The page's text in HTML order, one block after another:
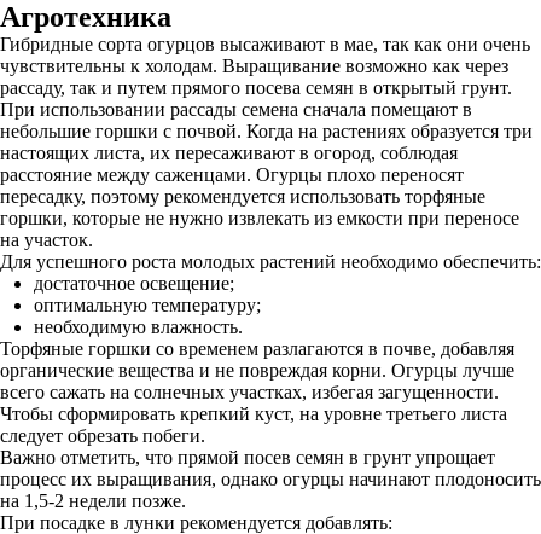
Агротехника
Гибридные сорта огурцов высаживают в мае, так как они очень
чувствительны к холодам. Выращивание возможно как через
рассаду, так и путем прямого посева семян в открытый грунт.
При использовании рассады семена сначала помещают в
небольшие горшки с почвой. Когда на растениях образуется три
настоящих листа, их пересаживают в огород, соблюдая
расстояние между саженцами. Огурцы плохо переносят
пересадку, поэтому рекомендуется использовать торфяные
горшки, которые не нужно извлекать из емкости при переносе
на участок.
Для успешного роста молодых растений необходимо обеспечить:
достаточное освещение;
оптимальную температуру;
необходимую влажность.
Торфяные горшки со временем разлагаются в почве, добавляя
органические вещества и не повреждая корни. Огурцы лучше
всего сажать на солнечных участках, избегая загущенности.
Чтобы сформировать крепкий куст, на уровне третьего листа
следует обрезать побеги.
Важно отметить, что прямой посев семян в грунт упрощает
процесс их выращивания, однако огурцы начинают плодоносить
на 1,5-2 недели позже.
При посадке в лунки рекомендуется добавлять: